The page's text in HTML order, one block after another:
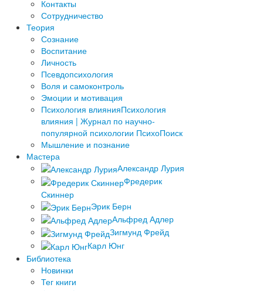
­Контакты
Сотрудничество
Теория
Сознание
Воспитание
Личность
Псевдопсихология
Воля и самоконтроль
Эмоции и мотивация
Психология влиянияПсихология
влияния | Журнал по научно-
популярной психологии ПсихоПоиск
Мышление и познание
Мастера
Александр Лурия
Фредерик
Скиннер
Эрик Берн
Альфред Адлер
Зигмунд Фрейд
Карл Юнг
Библиотека
Новинки
Тег книги